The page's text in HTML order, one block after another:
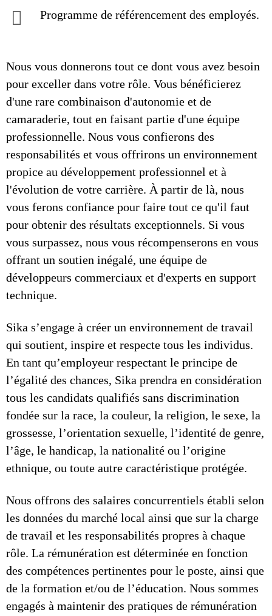
Programme de référencement des employés.
Nous vous donnerons tout ce dont vous avez besoin
pour exceller dans votre rôle. Vous bénéficierez
d'une rare combinaison d'autonomie et de
camaraderie, tout en faisant partie d'une équipe
professionnelle. Nous vous confierons des
responsabilités et vous offrirons un environnement
propice au développement professionnel et à
l'évolution de votre carrière. À partir de là, nous
vous ferons confiance pour faire tout ce qu'il faut
pour obtenir des résultats exceptionnels. Si vous
vous surpassez, nous vous récompenserons en vous
offrant un soutien inégalé, une équipe de
développeurs commerciaux et d'experts en support
technique.
Sika s’engage à créer un environnement de travail
qui soutient, inspire et respecte tous les individus.
En tant qu’employeur respectant le principe de
l’égalité des chances, Sika prendra en considération
tous les candidats qualifiés sans discrimination
fondée sur la race, la couleur, la religion, le sexe, la
grossesse, l’orientation sexuelle, l’identité de genre,
l’âge, le handicap, la nationalité ou l’origine
ethnique, ou toute autre caractéristique protégée.
Nous offrons des salaires concurrentiels établi selon
les données du marché local ainsi que sur la charge
de travail et les responsabilités propres à chaque
rôle. La rémunération est déterminée en fonction
des compétences pertinentes pour le poste, ainsi que
de la formation et/ou de l’éducation. Nous sommes
engagés à maintenir des pratiques de rémunération